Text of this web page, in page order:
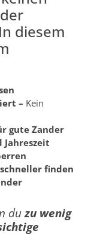
diesem
– Kein
gute Zander
Jahreszeit
finden
duzu wenig